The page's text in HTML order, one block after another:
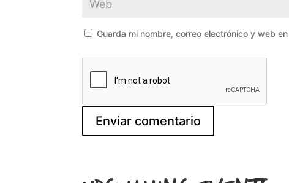
Guarda mi nombre, correo electrónico y web